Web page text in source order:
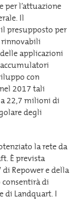
per l’attuazione
Il
presupposto per
rinnovabili
applicazioni
con
2017 tali
22,7 milioni di
degli
la rete da
È prevista
Repower e della
consentirà di
di Landquart. I